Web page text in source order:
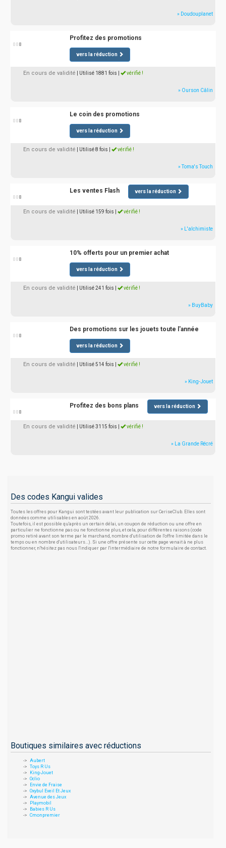
» Doudouplanet
Profitez des promotions
vers la réduction
En cours de validité | Utilisé 1881 fois vérifié !
» Ourson Câlin
Le coin des promotions
vers la réduction
En cours de validité | Utilisé 8 fois vérifié !
» Toma's Touch
Les ventes Flash vers la réduction
En cours de validité | Utilisé 159 fois vérifié !
» L'alchimiste
10% offerts pour un premier achat
vers la réduction
En cours de validité | Utilisé 241 fois vérifié !
» BuyBaby
Des promotions sur les jouets toute l'année
vers la réduction
En cours de validité | Utilisé 514 fois vérifié !
» King-Jouet
Profitez des bons plans vers la réduction
En cours de validité | Utilisé 3115 fois vérifié !
» La Grande Récré
Des codes Kangui valides
Toutes les offres pour Kangui sont testées avant leur publication sur CeriseClub. Elles sont
données comme utilisables en août 2026.
Toutefois, il est possible qu'après un certain délai, un coupon de réduction ou une offre en
particulier ne fonctionne pas ou ne fonctionne plus, et cela, pour différentes raisons (code
promo retiré avant son terme par le marchand, nombre d'utilisation de l'offre limitée dans le
temps ou en nombre d'utilisateurs...). Si une offre présente sur cette page venait à ne plus
fonctionner, n'hésitez pas nous l'indiquer par l'intermédiaire de notre formulaire de contact.
Boutiques similaires avec réductions
Aubert
Toys R Us
King-Jouet
Oclio
Envie de Fraise
Oxybul Eveil Et Jeux
Avenue des Jeux
Playmobil
Babies R Us
Cmonpremier